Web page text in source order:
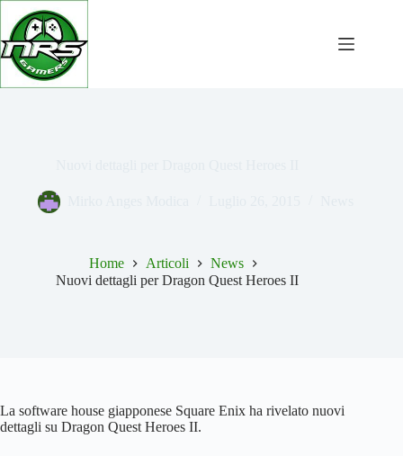
Salta
contenuto
Home Articoli
News
Nuovi dettagli per Dragon Quest Heroes II
La software house giapponese Square Enix ha rivelato nuovi
dettagli su Dragon Quest Heroes II.